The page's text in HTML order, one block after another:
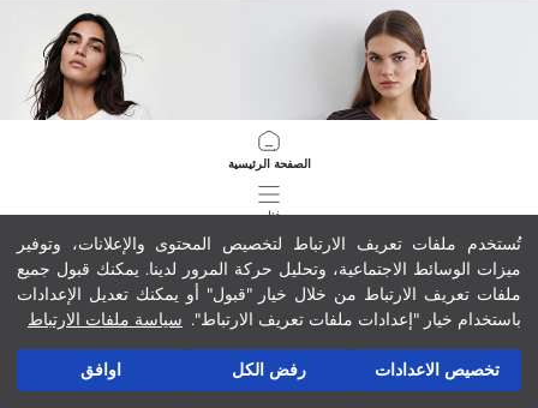
تُستخدم ملفات تعريف الارتباط لتخصيص المحتوى والإعلانات، وتوفير
ميزات الوسائط الاجتماعية، وتحليل حركة المرور لدينا. يمكنك قبول جميع
ملفات تعريف الارتباط من خلال خيار "قبول" أو يمكنك تعديل الإعدادات
باستخدام خيار "إعدادات ملفات تعريف الارتباط". سياسة ملفات الارتباط
تخصيص الاعدادات رفض الكل اوافق
الصفحة الرئيسية
فئات
سلة مشترياتي
1
742